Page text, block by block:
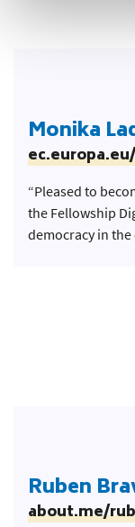
Monika
“Pleased to
the Fellowship
democracy in the
Ruben
about.me/